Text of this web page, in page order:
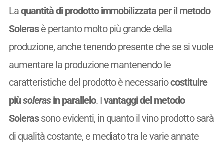
Laquantità di prodotto immobilizzata per il metodo
Solerasè pertanto molto più grande della
produzione, anche tenendo presente che se si vuole
aumentare la produzione mantenendo le
caratteristiche del prodotto è necessariocostituire
piùsolerasin parallelo. Ivantaggi del metodo
Solerassono evidenti, in quanto il vino prodotto sarà
di qualità costante, e mediato tra le varie annate